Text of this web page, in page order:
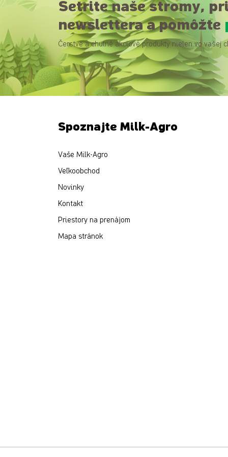
Šetrite naše stromy,
newslettera a pomôžte
Čerstvé a chutné akciové produkty nielen vo vašej
Spoznajte Milk-Agro
Vaše Milk-Agro
Veľkoobchod
Novinky
Kontakt
Priestory na prenájom
Mapa stránok